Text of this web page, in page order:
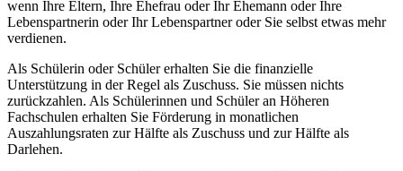
wenn Ihre Eltern, Ihre Ehefrau oder Ihr Ehemann oder Ihre
Lebenspartnerin oder Ihr Lebenspartner oder Sie selbst etwas mehr
verdienen.
Als Schülerin oder Schüler erhalten Sie die finanzielle
Unterstützung in der Regel als Zuschuss. Sie müssen nichts
zurückzahlen. Als Schülerinnen und Schüler an Höheren
Fachschulen erhalten Sie Förderung in monatlichen
Auszahlungsraten zur Hälfte als Zuschuss und zur Hälfte als
Darlehen.